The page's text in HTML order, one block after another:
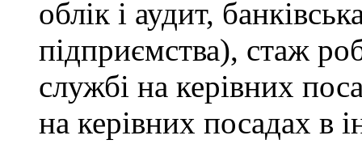
облік і аудит,
підприємства), стаж
службі на керівних
на керівних посадах в